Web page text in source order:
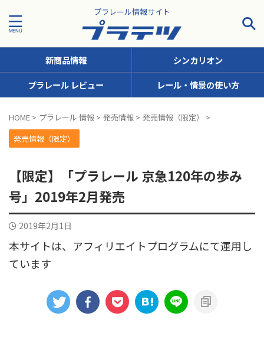
プラレール情報サイト
タグで探す！
JR九州
JR北海道
MODEROID OTシリーズ（おしゃべりトーマス）
TSシリーズ（トーマスナンバリング）
カプセルプラレール（きかんしゃトーマス）
新商品情報
シンカリオン
プラレール レビュー
レール・情景の使い方
HOME > プラレール 情報 > 発売情報 > 発売情報（限定）
>
発売情報（限定）
【限定】「プラレール 京急120年の歩み
号」2019年2月発売
2019年2月1日
本サイトは、アフィリエイトプログラムにて運用し
ています